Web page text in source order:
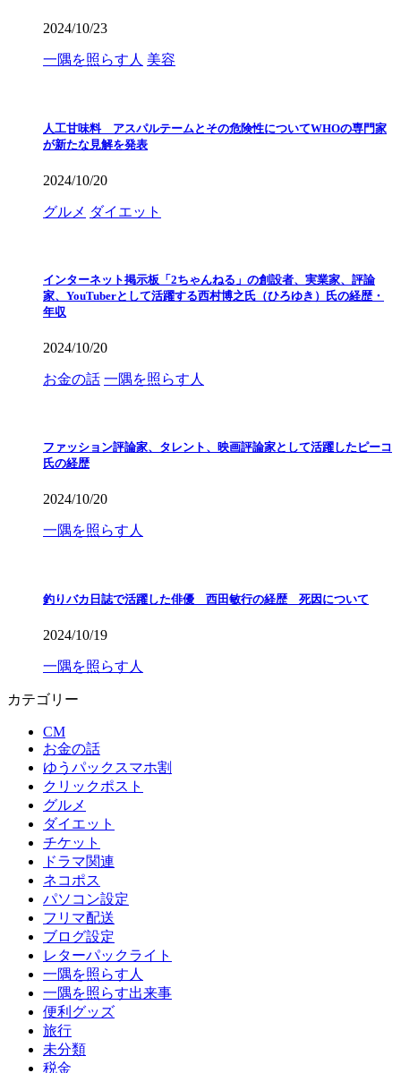
2024/10/23
一隅を照らす人 美容
人工甘味料 アスパルテームとその危険性についてWHOの専門家
が新たな見解を発表
2024/10/20
グルメ ダイエット
インターネット掲示板「2ちゃんねる」の創設者、実業家、評論
家、YouTuberとして活躍する西村博之氏（ひろゆき）氏の経歴・
年収
2024/10/20
お金の話 一隅を照らす人
ファッション評論家、タレント、映画評論家として活躍したピーコ
氏の経歴
2024/10/20
一隅を照らす人
釣りバカ日誌で活躍した俳優 西田敏行の経歴 死因について
2024/10/19
一隅を照らす人
カテゴリー
CM
お金の話
ゆうパックスマホ割
クリックポスト
グルメ
ダイエット
チケット
ドラマ関連
ネコポス
パソコン設定
フリマ配送
ブログ設定
レターパックライト
一隅を照らす人
一隅を照らす出来事
便利グッズ
旅行
未分類
税金